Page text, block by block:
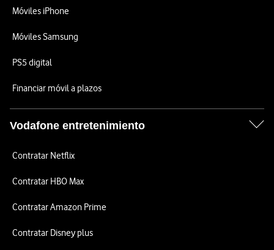
Móviles iPhone
Móviles Samsung
PS5 digital
Financiar móvil a plazos
Vodafone entretenimiento
Contratar Netflix
Contratar HBO Max
Contratar Amazon Prime
Contratar Disney plus